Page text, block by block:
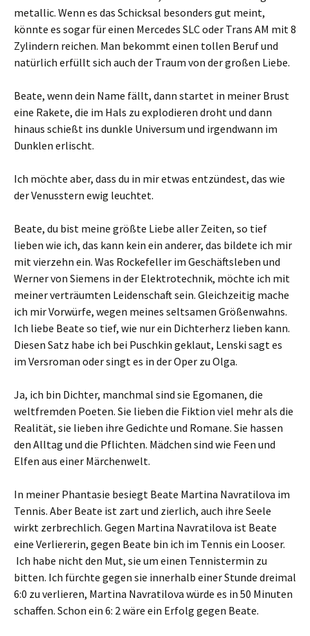
metallic. Wenn es das Schicksal besonders gut meint,
könnte es sogar für einen Mercedes SLC oder Trans AM mit 8
Zylindern reichen. Man bekommt einen tollen Beruf und
natürlich erfüllt sich auch der Traum von der großen Liebe.
Beate, wenn dein Name fällt, dann startet in meiner Brust
eine Rakete, die im Hals zu explodieren droht und dann
hinaus schießt ins dunkle Universum und irgendwann im
Dunklen erlischt.
Ich möchte aber, dass du in mir etwas entzündest, das wie
der Venusstern ewig leuchtet.
Beate, du bist meine größte Liebe aller Zeiten, so tief
lieben wie ich, das kann kein ein anderer, das bildete ich mir
mit vierzehn ein. Was Rockefeller im Geschäftsleben und
Werner von Siemens in der Elektrotechnik, möchte ich mit
meiner verträumten Leidenschaft sein. Gleichzeitig mache
ich mir Vorwürfe, wegen meines seltsamen Größenwahns.
Ich liebe Beate so tief, wie nur ein Dichterherz lieben kann.
Diesen Satz habe ich bei Puschkin geklaut, Lenski sagt es
im Versroman oder singt es in der Oper zu Olga.
Ja, ich bin Dichter, manchmal sind sie Egomanen, die
weltfremden Poeten. Sie lieben die Fiktion viel mehr als die
Realität, sie lieben ihre Gedichte und Romane. Sie hassen
den Alltag und die Pflichten. Mädchen sind wie Feen und
Elfen aus einer Märchenwelt.
In meiner Phantasie besiegt Beate Martina Navratilova im
Tennis. Aber Beate ist zart und zierlich, auch ihre Seele
wirkt zerbrechlich. Gegen Martina Navratilova ist Beate
eine Verliererin, gegen Beate bin ich im Tennis ein Looser.
Ich habe nicht den Mut, sie um einen Tennistermin zu
bitten. Ich fürchte gegen sie innerhalb einer Stunde dreimal
6:0 zu verlieren, Martina Navratilova würde es in 50 Minuten
schaffen. Schon ein 6: 2 wäre ein Erfolg gegen Beate.